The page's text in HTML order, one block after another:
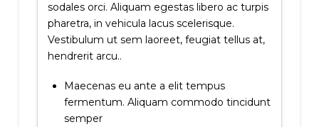
sodales orci. Aliquam egestas libero ac turpis
pharetra, in vehicula lacus scelerisque.
Vestibulum ut sem laoreet, feugiat tellus at,
hendrerit arcu..
Maecenas eu ante a elit tempus
fermentum. Aliquam commodo tincidunt
semper